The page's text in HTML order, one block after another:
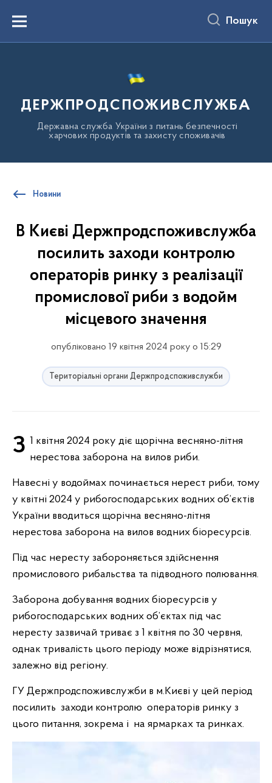
вмістуMenu Пошук
ДЕРЖПРОДСПОЖИВСЛУЖБА
Державна служба України з питань безпечності
харчових продуктів та захисту споживачів
Новини
В Києві Держпродспоживслужба
посилить заходи контролю
операторів ринку з реалізації
промислової риби з водойм
місцевого значення
опубліковано 19 квітня 2024 року о 15:29
Територіальні органи Держпродспоживслужби
З 1 квітня 2024 року діє щорічна весняно-літня нерестова заборона на вилов риби.
Навесні у водоймах починається нерест риби, тому
у квітні 2024 у рибогосподарських водних об’єктів
України вводиться щорічна весняно-літня
нерестова заборона на вилов водних біоресурсів.
Під час нересту забороняється здійснення
промислового рибальства та підводного полювання.
Заборона добування водних біоресурсів у
рибогосподарських водних об’єктах під час
нересту зазвичай триває з 1 квітня по 30 червня,
однак тривалість цього періоду може відрізнятися,
залежно від регіону.
ГУ Держпродспоживслужби в м.Києві у цей період
посилить заходи контролю операторів ринку з
цього питання, зокрема і на ярмарках та ринках.